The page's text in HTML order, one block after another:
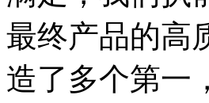
最终产品的高
造了多个第一